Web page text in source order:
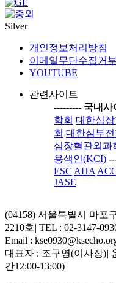
Silver
개인정보처리방침
이메일무단수집거부
YOUTUBE
관련사이트
--------- 국내사
학회 대한심장
회 대한심부전
심장혈관외과
용색인(KCI)
ESC AHA
JASE
(04158) 서울특별시 마포
2210호 | TEL : 02-3147-
Email :
대표자 : 조구영(이사장)|
간12:00-13:00)